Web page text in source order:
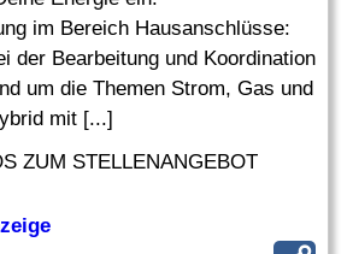
im Bereich Hausanschlüsse:
der Bearbeitung und Koordination
um die Themen Strom, Gas und
mit [...]
ZUM STELLENANGEBOT